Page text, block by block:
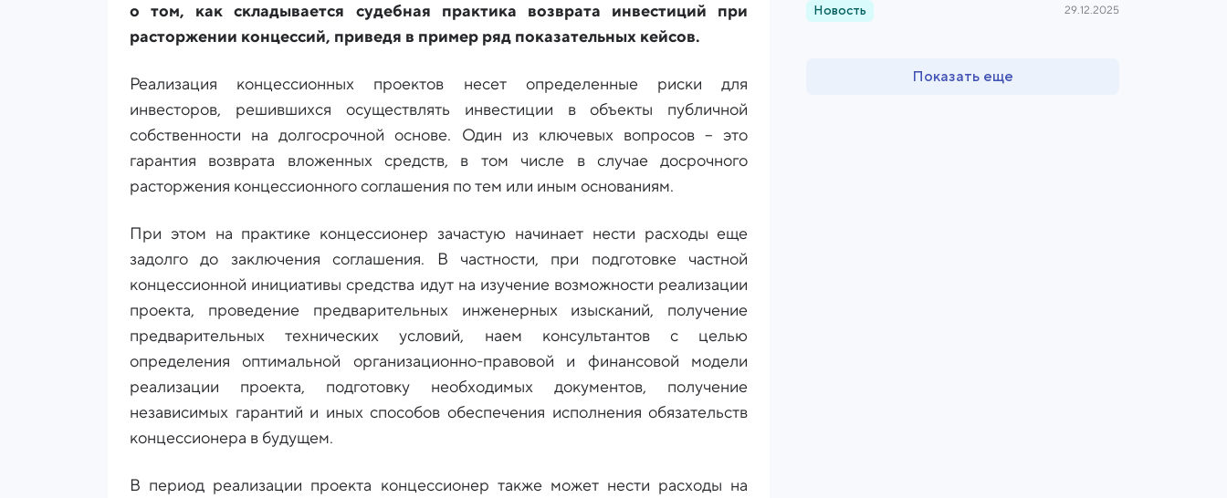
о том, как складывается судебная практика возврата инвестиций при
расторжении концессий, приведя в пример ряд показательных кейсов.
Реализация концессионных проектов несет определенные риски для
инвесторов, решившихся осуществлять инвестиции в объекты публичной
собственности на долгосрочной основе. Один из ключевых вопросов – это
гарантия возврата вложенных средств, в том числе в случае досрочного
расторжения концессионного соглашения по тем или иным основаниям.
При этом на практике концессионер зачастую начинает нести расходы еще
задолго до заключения соглашения. В частности, при подготовке частной
концессионной инициативы средства идут на изучение возможности реализации
проекта, проведение предварительных инженерных изысканий, получение
предварительных технических условий, наем консультантов с целью
определения оптимальной организационно-правовой и финансовой модели
реализации проекта, подготовку необходимых документов, получение
независимых гарантий и иных способов обеспечения исполнения обязательств
концессионера в будущем.
В период реализации проекта концессионер также может нести расходы на
Новость 29.12.2025
Показать еще